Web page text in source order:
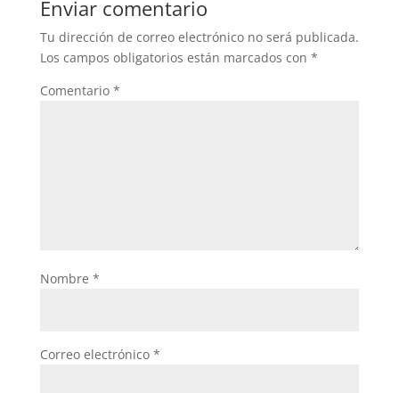
Enviar comentario
Tu dirección de correo electrónico no será publicada.
Los campos obligatorios están marcados con *
Comentario *
Nombre *
Correo electrónico *